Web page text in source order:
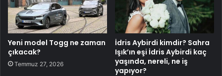
Yeni model Togg ne zaman
çıkacak?
Temmuz 27, 2026
İdris Aybirdi kimdir? Sahra
Işık’ın eşi İdris Aybirdi kaç
yaşında, nereli, ne iş
yapıyor?